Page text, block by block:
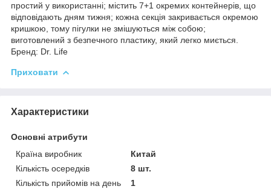
простий у використанні; містить 7+1 окремих контейнерів, що
відповідають дням тижня; кожна секція закривається окремою
кришкою, тому пігулки не змішуються між собою;
виготовлений з безпечного пластику, який легко миється.
Бренд: Dr. Life
Приховати
Характеристики
Основні атрибути
Країна виробник
Китай
Кількість осередків
8 шт.
Кількість прийомів на день
1